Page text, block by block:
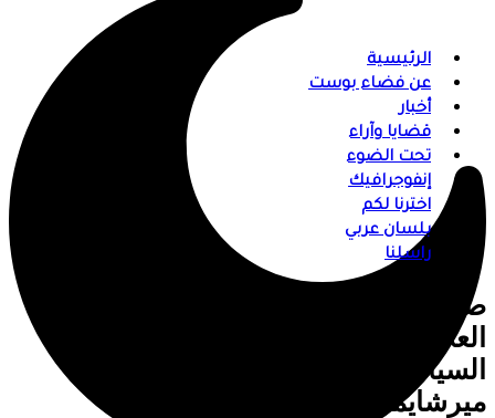
الرئيسية
عن فضاء بوست
أخبار
قضايا وآراء
تحت الضوء
إنفوجرافيك
اخترنا لكم
بلسان عربي
راسلنا
صدور كتاب “النظرية الواقعية في حقل
العلاقات الدولية: دراسة لمتغيرات
السياسة العالمية من منظور واقعية
ميرشايمر الهجومية”